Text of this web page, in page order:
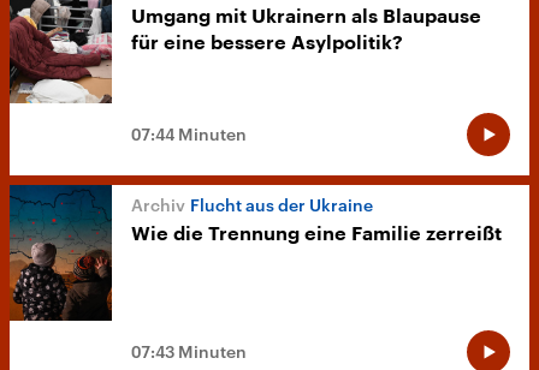
Umgang mit Ukrainern als Blaupause
für eine bessere Asylpolitik?
07:44 Minuten
Flucht aus der Ukraine
Wie die Trennung eine Familie zerreißt
07:43 Minuten